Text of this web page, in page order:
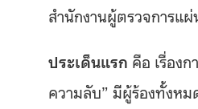
สำนักงานผู้ตรวจการแ
ประเด็นแรก คือ เรื่อง
ความลับ” มีผู้ร้องทั้งหม